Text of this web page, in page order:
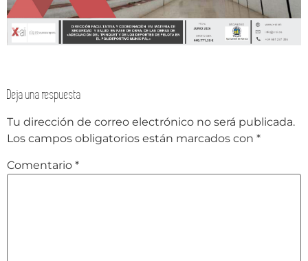
Deja una respuesta
Tu dirección de correo electrónico no será publicada.
Los campos obligatorios están marcados con *
Comentario *